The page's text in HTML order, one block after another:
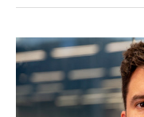
Inter
anuncia
novas
lojas
sustentáveis
no
super